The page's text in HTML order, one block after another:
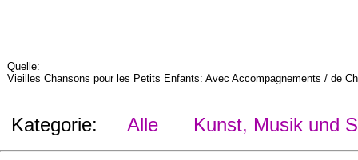
Quelle:
Vieilles Chansons pour les Petits Enfants: Avec Accompagnements / de
Kategorie: Alle Kunst, Musik und